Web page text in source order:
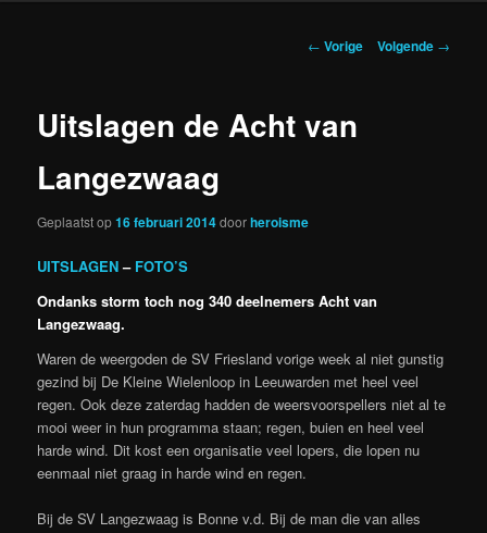
Berichtnavigatie
← Vorige Volgende →
Uitslagen de Acht van
Langezwaag
Geplaatst op16 februari 2014doorheroisme
UITSLAGEN– FOTO’S
Ondanks storm toch nog 340 deelnemers Acht van
Langezwaag.
Waren de weergoden de SV Friesland vorige week al niet gunstig
gezind bij De Kleine Wielenloop in Leeuwarden met heel veel
regen. Ook deze zaterdag hadden de weersvoorspellers niet al te
mooi weer in hun programma staan; regen, buien en heel veel
harde wind. Dit kost een organisatie veel lopers, die lopen nu
eenmaal niet graag in harde wind en regen.
Bij de SV Langezwaag is Bonne v.d. Bij de man die van alles